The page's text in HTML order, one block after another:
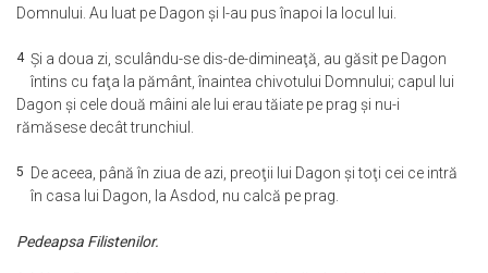
Domnului. Au luat pe Dagon şi l-au pus înapoi la locul lui.
4 Şi a doua zi, sculându-se dis-de-dimineaţă, au găsit pe Dagon
întins cu faţa la pământ, înaintea chivotului Domnului; capul lui
Dagon şi cele două mâini ale lui erau tăiate pe prag şi nu-i
rămăsese decât trunchiul.
5 De aceea, până în ziua de azi, preoţii lui Dagon şi toţi cei ce intră
în casa lui Dagon, la Asdod, nu calcă pe prag.
Pedeapsa Filistenilor.